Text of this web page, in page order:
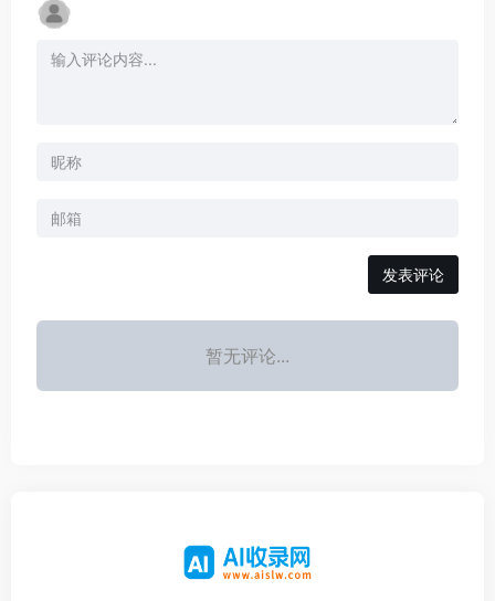
发表评论
暂无评论...